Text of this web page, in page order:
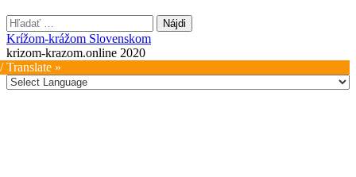
Hľadať:
Krížom-krážom Slovenskom
krizom-krazom.online 2020
Translate »